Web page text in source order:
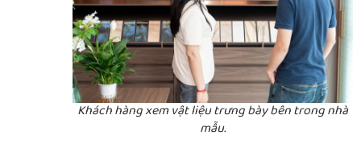
Khách hàng xem vật liệu trưng bày bên trong nhà
mẫu.